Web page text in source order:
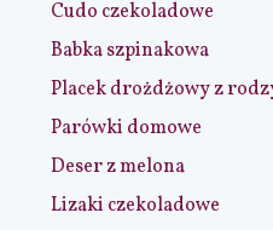
Cudo czekoladowe
Babka szpinakowa
Placek drożdżowy z
Parówki domowe
Deser z melona
Lizaki czekoladowe